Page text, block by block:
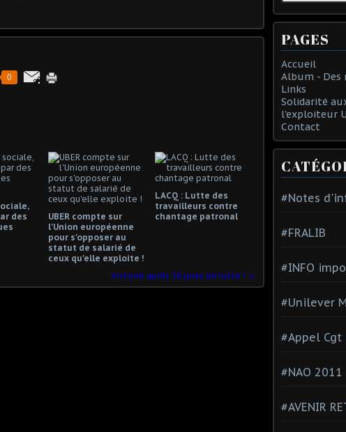
0
des
UBER compte sur
l'Union européenne
pour s'opposer au
statut de salarié de
ceux qu'elle exploite !
LACQ : Lutte des
travailleurs contre
chantage patronal
Victoire après 36 jours de lutte !
PAGES
Accueil
Album - Des
Links
Solidarité
l'exploiteur
Contact
#Notes
#FRALIB
#INFO
#Unilever
#Appel Cgt
#NAO 2011
#AVENIR